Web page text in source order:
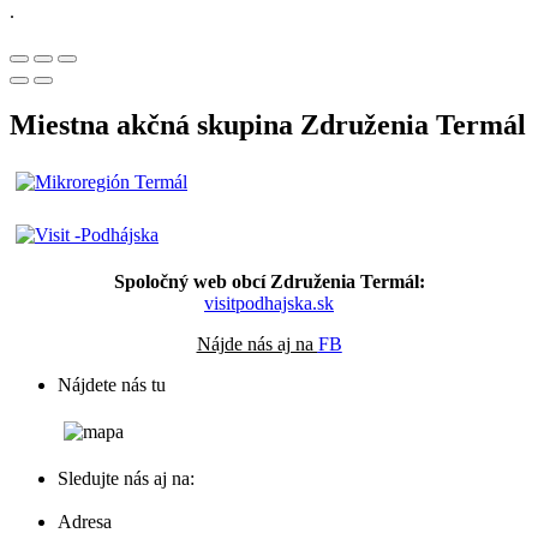
.
Miestna akčná skupina Združenia Termál
Spoločný web obcí Združenia Termál:
visitpodhajska.sk
Nájde nás aj na FB
Nájdete nás tu
Sledujte nás aj na:
Adresa